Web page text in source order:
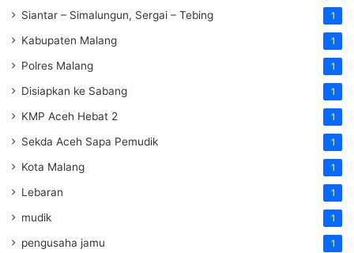
Siantar – Simalungun, Sergai – Tebing 1
Kabupaten Malang 1
Polres Malang 1
Disiapkan ke Sabang 1
KMP Aceh Hebat 2 1
Sekda Aceh Sapa Pemudik 1
Kota Malang 1
Lebaran 1
mudik 1
pengusaha jamu 1